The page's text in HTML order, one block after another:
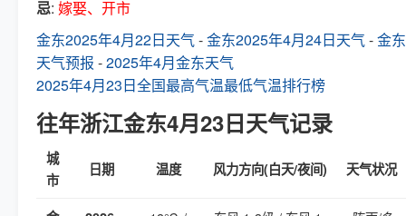
忌: 嫁娶、开市
金东2025年4月22日天气-金东2025年4月24日天气-金东
天气预报 -2025年4月金东天气
2025年4月23日全国最高气温最低气温排行榜
往年浙江金东4月23日天气记录
城
市
日期 温度 风力方向(白天/夜间) 天气状况